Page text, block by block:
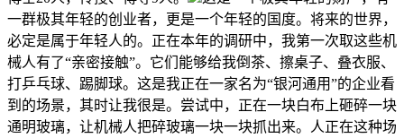
一群极其年轻的创业者，更是一个年轻的国度。将来的世界，
必定是属于年轻人的。正在本年的调研中，我第一次取这些机
械人有了“亲密接触”。它们能够给我倒茶、擦桌子、叠衣服、
打乒乓球、踢脚球。这是我正在一家名为“银河通用”的企业看
到的场景，其时让我很是。尝试中，正在一块白布上砸碎一块
通明玻璃，让机械人把碎玻璃一块一块抓出来。人正在这种场